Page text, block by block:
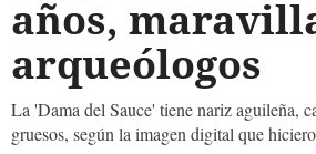
años,
arqueólogos
La 'Dama del Sauce' tiene nariz aguileña,
gruesos, según la imagen digital que